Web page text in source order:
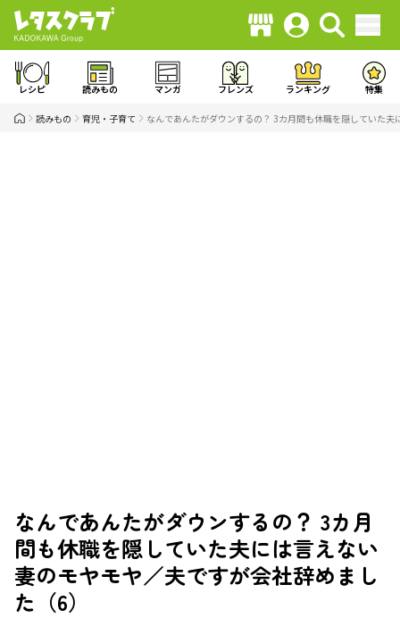
レシピ 読みもの マンガ フレンズ ランキング 特集
読みもの 育児・子育て なんであんたがダウンするの？ 3カ月間も休職を隠していた
なんであんたがダウンするの？ 3カ月
間も休職を隠していた夫には言えない
妻のモヤモヤ／夫ですが会社辞めまし
た（6）